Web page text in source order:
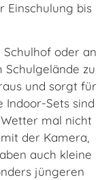
Einschulung bis
oder an
zu
und sorgt für
Indoor-Sets sind
mal nicht
der Kamera,
auch kleine
jüngeren